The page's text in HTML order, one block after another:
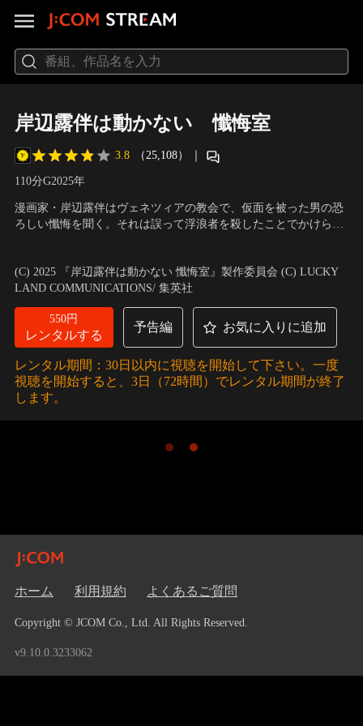
岸辺露伴は動かない 懺悔室
3.8 （25,108） ｜
110分G2025年
漫画家・岸辺露伴はヴェネツィアの教会で、仮面を被った男の恐
ろしい懺悔を聞く。それは誤って浮浪者を殺したことでかけられ
見て「心からの幸せ」を感じてしまう。その瞬間、死んだ筈の浮
浪者が現れ、ポップコーンを使った試練に挑まされる。
(C) 2025 『岸辺露伴は動かない 懺悔室』製作委員会 (C) LUCKY
LAND COMMUNICATIONS/ 集英社
550円
レンタルする
予告編 お気に入りに追加
レンタル期間：30日以内に視聴を開始して下さい。一度
視聴を開始すると、3日（72時間）でレンタル期間が終了
します。
ホーム 利用規約 よくあるご質問
Copyright © JCOM Co., Ltd. All Rights Reserved.
v9.10.0.3233062